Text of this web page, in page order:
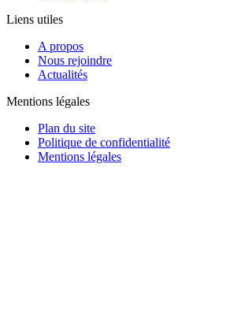
Liens utiles
A propos
Nous rejoindre
Actualités
Mentions légales
Plan du site
Politique de confidentialité
Mentions légales